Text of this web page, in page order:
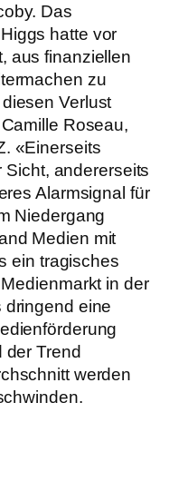
Das
hatte vor
aus finanziellen
zu
Verlust
Roseau,
«Einerseits
Sicht, andererseits
Alarmsignal für
Niedergang
Medien mit
ein tragisches
in der
dringend eine
der Trend
werden